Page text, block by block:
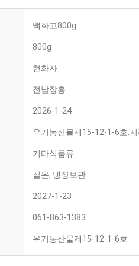
백화고800g
800g
현화자
전남장흥
2026-1-24
유기농산물제15-12-1-6호.
기타식품류
실온, 냉장보관
2027-1-23
061-863-1383
유기농산물제15-12-1-6호